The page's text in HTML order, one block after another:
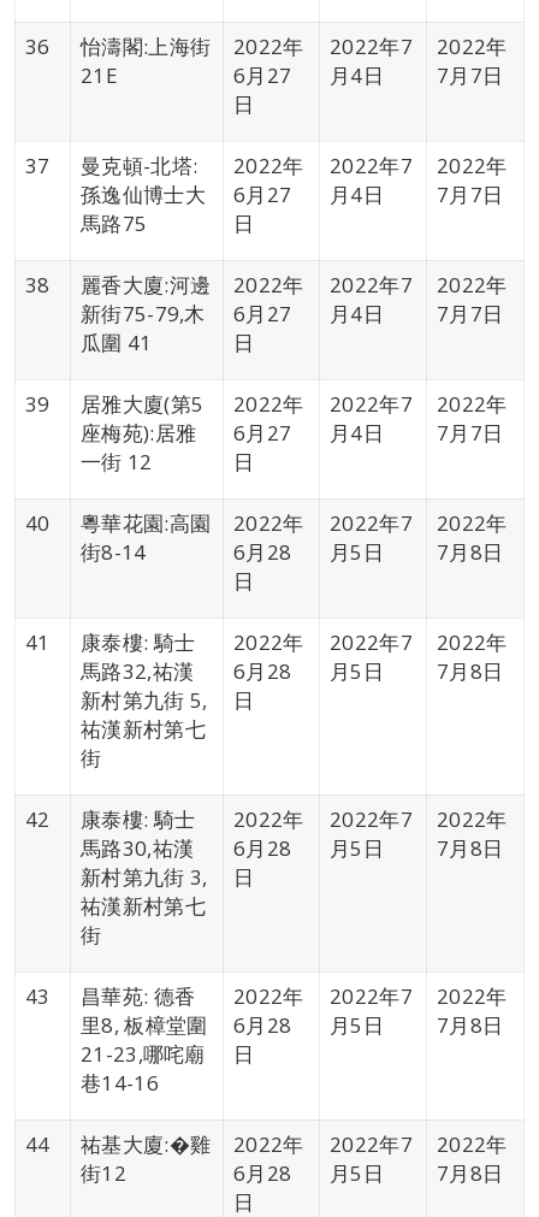
36
怡濤閣:上海街
21E
2022年
6月27
日
2022年7
月4日
2022年
7月7日
37
曼克頓-北塔:
孫逸仙博士大
馬路75
2022年
6月27
日
2022年7
月4日
2022年
7月7日
38
麗香大廈:河邊
新街75-79,木
瓜圍 41
2022年
6月27
日
2022年7
月4日
2022年
7月7日
39
居雅大廈(第5
座梅苑):居雅
一街 12
2022年
6月27
日
2022年7
月4日
2022年
7月7日
40
粵華花園:高園
街8-14
2022年
6月28
日
2022年7
月5日
2022年
7月8日
41
康泰樓: 騎士
馬路32,祐漢
新村第九街 5,
祐漢新村第七
街
2022年
6月28
日
2022年7
月5日
2022年
7月8日
42
康泰樓: 騎士
馬路30,祐漢
新村第九街 3,
祐漢新村第七
街
2022年
6月28
日
2022年7
月5日
2022年
7月8日
43
昌華苑: 德香
里8, 板樟堂圍
21-23,哪咤廟
巷14-16
2022年
6月28
日
2022年7
月5日
2022年
7月8日
44
祐基大廈:�雞
街12
2022年
6月28
日
2022年7
月5日
2022年
7月8日